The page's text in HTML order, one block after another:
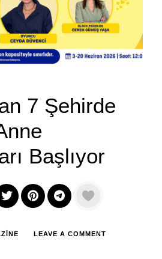
7 Şehirde
Başlıyor
LEAVE A COMMENT